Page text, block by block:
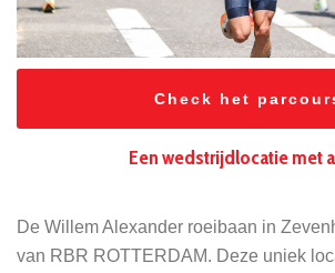
Check het
Een wedstrijdlocatie met
De Willem Alexander roeibaan in
van RBR ROTTERDAM. Deze uniek